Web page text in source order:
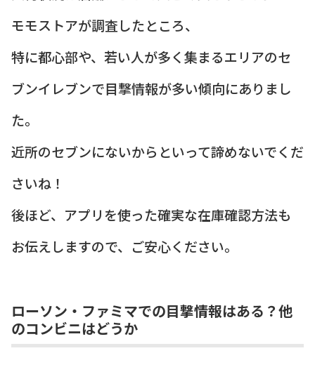
モモストアが調査したところ、
特に都心部や、若い人が多く集まるエリアのセ
ブンイレブンで目撃情報が多い傾向にありまし
た。
近所のセブンにないからといって諦めないでくだ
さいね！
後ほど、アプリを使った確実な在庫確認方法も
お伝えしますので、ご安心ください。
ローソン・ファミマでの目撃情報はある？他
のコンビニはどうか